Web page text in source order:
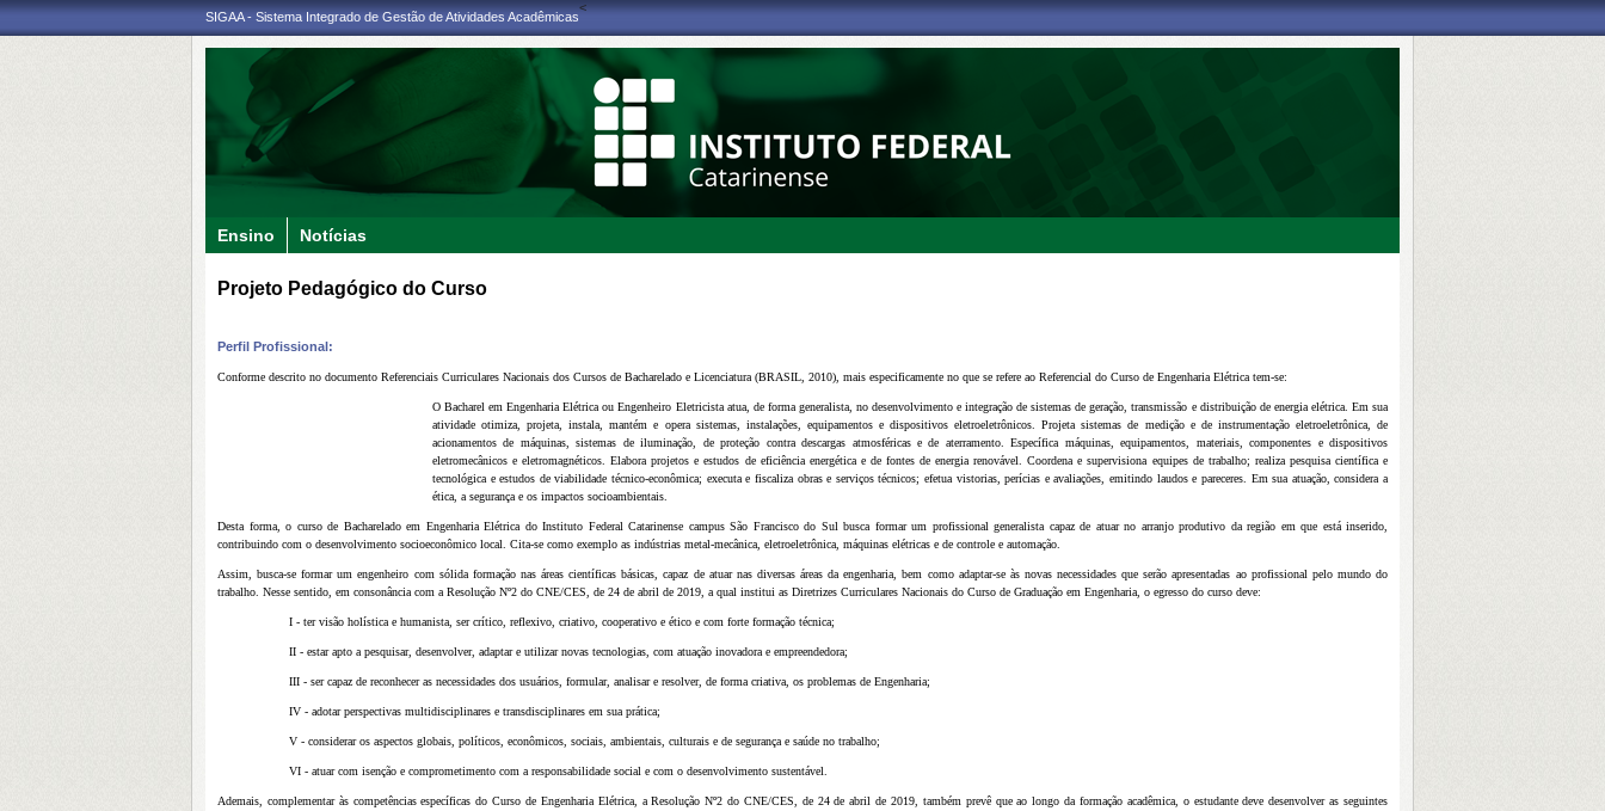
SIGAA - Sistema Integrado de Gestão de Atividades Acadêmicas
<
Ensino Notícias
Projeto Pedagógico do Curso
Perfil Profissional:
Conforme descrito no documento Referenciais Curriculares Nacionais dos Cursos de Bacharelado e Licenciatura (BRASIL, 2010), mais especificamente no que se refere ao Referencial do Curso de Engenharia Elétrica tem-se:
O Bacharel em Engenharia Elétrica ou Engenheiro Eletricista atua, de forma generalista, no desenvolvimento e integração de sistemas de geração, transmissão e distribuição de energia elétrica. Em sua
atividade otimiza, projeta, instala, mantém e opera sistemas, instalações, equipamentos e dispositivos eletroeletrônicos. Projeta sistemas de medição e de instrumentação eletroeletrônica, de
acionamentos de máquinas, sistemas de iluminação, de proteção contra descargas atmosféricas e de aterramento. Específica máquinas, equipamentos, materiais, componentes e dispositivos
eletromecânicos e eletromagnéticos. Elabora projetos e estudos de eficiência energética e de fontes de energia renovável. Coordena e supervisiona equipes de trabalho; realiza pesquisa científica e
tecnológica e estudos de viabilidade técnico-econômica; executa e fiscaliza obras e serviços técnicos; efetua vistorias, perícias e avaliações, emitindo laudos e pareceres. Em sua atuação, considera a
ética, a segurança e os impactos socioambientais.
Desta forma, o curso de Bacharelado em Engenharia Elétrica do Instituto Federal Catarinense campus São Francisco do Sul busca formar um profissional generalista capaz de atuar no arranjo produtivo da região em que está inserido,
contribuindo com o desenvolvimento socioeconômico local. Cita-se como exemplo as indústrias metal-mecânica, eletroeletrônica, máquinas elétricas e de controle e automação.
Assim, busca-se formar um engenheiro com sólida formação nas áreas científicas básicas, capaz de atuar nas diversas áreas da engenharia, bem como adaptar-se às novas necessidades que serão apresentadas ao profissional pelo mundo do
trabalho. Nesse sentido, em consonância com a Resolução Nº2 do CNE/CES, de 24 de abril de 2019, a qual institui as Diretrizes Curriculares Nacionais do Curso de Graduação em Engenharia, o egresso do curso deve:
I - ter visão holística e humanista, ser crítico, reflexivo, criativo, cooperativo e ético e com forte formação técnica;
II - estar apto a pesquisar, desenvolver, adaptar e utilizar novas tecnologias, com atuação inovadora e empreendedora;
III - ser capaz de reconhecer as necessidades dos usuários, formular, analisar e resolver, de forma criativa, os problemas de Engenharia;
IV - adotar perspectivas multidisciplinares e transdisciplinares em sua prática;
V - considerar os aspectos globais, políticos, econômicos, sociais, ambientais, culturais e de segurança e saúde no trabalho;
VI - atuar com isenção e comprometimento com a responsabilidade social e com o desenvolvimento sustentável.
Ademais, complementar às competências específicas do Curso de Engenharia Elétrica, a Resolução Nº2 do CNE/CES, de 24 de abril de 2019, também prevê que ao longo da formação acadêmica, o estudante deve desenvolver as seguintes